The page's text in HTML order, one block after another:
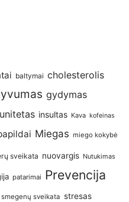
baltymai cholesterolis
gydymas
insultas Kava kofeinas
Miegas miego kokybė
sveikata nuovargis Nutukimas
patarimai Prevencija
smegenų sveikata stresas